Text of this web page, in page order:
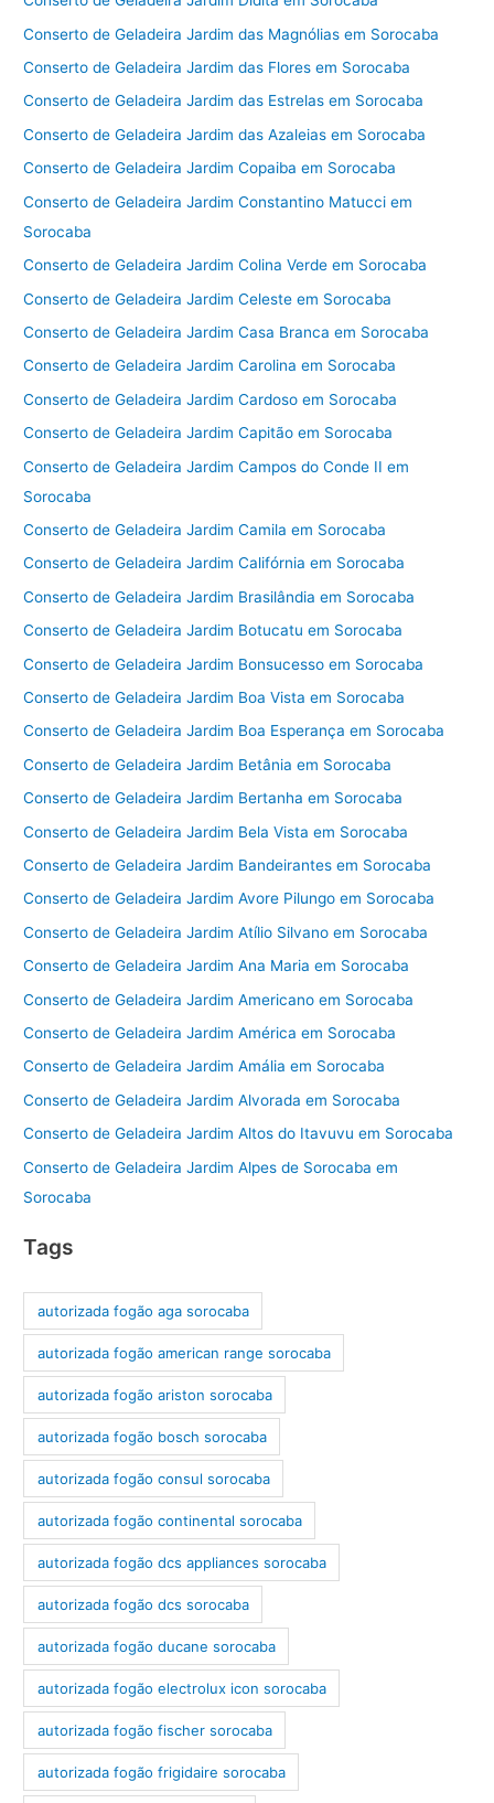
Conserto de Geladeira Jardim das Magnólias em Sorocaba
Conserto de Geladeira Jardim das Flores em Sorocaba
Conserto de Geladeira Jardim das Estrelas em Sorocaba
Conserto de Geladeira Jardim das Azaleias em Sorocaba
Conserto de Geladeira Jardim Copaiba em Sorocaba
Conserto de Geladeira Jardim Constantino Matucci em
Sorocaba
Conserto de Geladeira Jardim Colina Verde em Sorocaba
Conserto de Geladeira Jardim Celeste em Sorocaba
Conserto de Geladeira Jardim Casa Branca em Sorocaba
Conserto de Geladeira Jardim Carolina em Sorocaba
Conserto de Geladeira Jardim Cardoso em Sorocaba
Conserto de Geladeira Jardim Capitão em Sorocaba
Conserto de Geladeira Jardim Campos do Conde II em
Sorocaba
Conserto de Geladeira Jardim Camila em Sorocaba
Conserto de Geladeira Jardim Califórnia em Sorocaba
Conserto de Geladeira Jardim Brasilândia em Sorocaba
Conserto de Geladeira Jardim Botucatu em Sorocaba
Conserto de Geladeira Jardim Bonsucesso em Sorocaba
Conserto de Geladeira Jardim Boa Vista em Sorocaba
Conserto de Geladeira Jardim Boa Esperança em Sorocaba
Conserto de Geladeira Jardim Betânia em Sorocaba
Conserto de Geladeira Jardim Bertanha em Sorocaba
Conserto de Geladeira Jardim Bela Vista em Sorocaba
Conserto de Geladeira Jardim Bandeirantes em Sorocaba
Conserto de Geladeira Jardim Avore Pilungo em Sorocaba
Conserto de Geladeira Jardim Atílio Silvano em Sorocaba
Conserto de Geladeira Jardim Ana Maria em Sorocaba
Conserto de Geladeira Jardim Americano em Sorocaba
Conserto de Geladeira Jardim América em Sorocaba
Conserto de Geladeira Jardim Amália em Sorocaba
Conserto de Geladeira Jardim Alvorada em Sorocaba
Conserto de Geladeira Jardim Altos do Itavuvu em Sorocaba
Conserto de Geladeira Jardim Alpes de Sorocaba em
Sorocaba
Tags
autorizada fogão aga sorocaba
autorizada fogão american range sorocaba
autorizada fogão ariston sorocaba
autorizada fogão bosch sorocaba
autorizada fogão consul sorocaba
autorizada fogão continental sorocaba
autorizada fogão dcs appliances sorocaba
autorizada fogão dcs sorocaba
autorizada fogão ducane sorocaba
autorizada fogão electrolux icon sorocaba
autorizada fogão fischer sorocaba
autorizada fogão frigidaire sorocaba